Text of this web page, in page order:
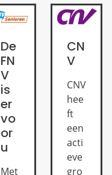
De
FN
V
is
er
vo
or
u
Met
CN
V
CNV
hee
ft
een
acti
eve
gro